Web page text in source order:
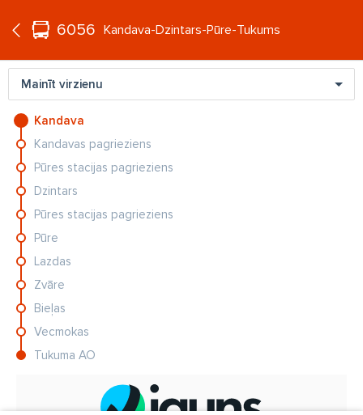
LV +16
6056 Kandava-Dzintars-Pūre-Tukums
Mainīt virzienu
Kandava
Kandavas pagrieziens
Pūres stacijas pagrieziens
Dzintars
Pūres stacijas pagrieziens
Pūre
Lazdas
Zvāre
Bieļas
Vecmokas
Tukuma AO
Laimas Vaikules apņēmības ņemt